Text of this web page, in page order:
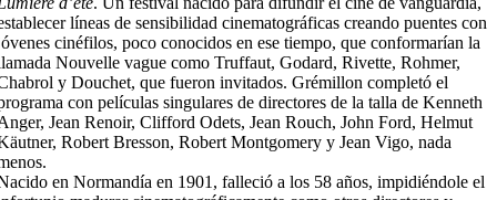
líneas de sensibilidad cinematográficas creando puentes con
cinéfilos, poco conocidos en ese tiempo, que conformarían la
Nouvelle vague como Truffaut, Godard, Rivette, Rohmer,
y Douchet, que fueron invitados. Grémillon completó el
con películas singulares de directores de la talla de Kenneth
Jean Renoir, Clifford Odets, Jean Rouch, John Ford, Helmut
Robert Bresson, Robert Montgomery y Jean Vigo, nada
en Normandía en 1901, falleció a los 58 años, impidiéndole el